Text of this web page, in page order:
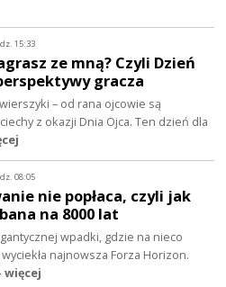
15:33
ze mną? Czyli Dzień
gracza
– od rana ojcowie są
z okazji Dnia Ojca. Ten dzień dla
08:05
nie popłaca, czyli jak
na 8000 lat
wpadki, gdzie na nieco
najnowsza Forza Horizon.
więcej